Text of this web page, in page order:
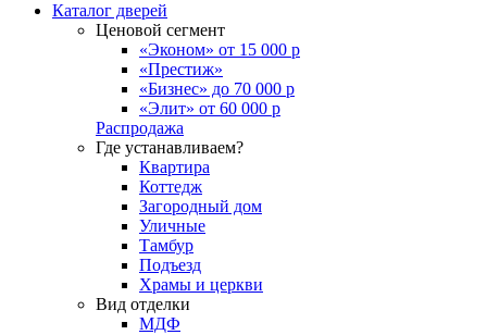
Каталог дверей
Ценовой сегмент
«Эконом» от 15 000 р
«Престиж»
«Бизнес» до 70 000 р
«Элит» от 60 000 р
Распродажа
Где устанавливаем?
Квартира
Коттедж
Загородный дом
Уличные
Тамбур
Подъезд
Храмы и церкви
Вид отделки
МДФ